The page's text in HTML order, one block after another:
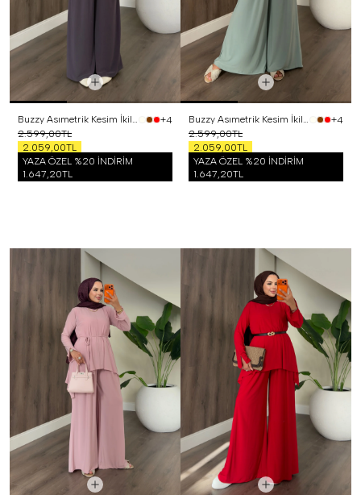
Buzzy Asımetrik Kesim İkili Takım Mor
+4
2.599,00TL
2.059,00TL
YAZA ÖZEL %20 İNDİRİM
1.647,20TL
Buzzy Asımetrik Kesim İkili Takım Mint
+4
2.599,00TL
2.059,00TL
YAZA ÖZEL %20 İNDİRİM
1.647,20TL